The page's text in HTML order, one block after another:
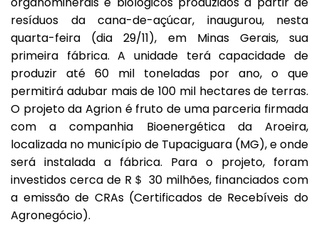
resíduos da cana-de-açúcar, inaugurou, nesta
quarta-feira (dia 29/11), em Minas Gerais, sua
primeira fábrica. A unidade terá capacidade de
produzir até 60 mil toneladas por ano, o que
permitirá adubar mais de 100 mil hectares de terras.
O projeto da Agrion é fruto de uma parceria firmada
com a companhia Bioenergética da Aroeira,
localizada no município de Tupaciguara (MG), e onde
será instalada a fábrica. Para o projeto, foram
investidos cerca de R＄ 30 milhões, financiados com
a emissão de CRAs (Certificados de Recebíveis do
Agronegócio).